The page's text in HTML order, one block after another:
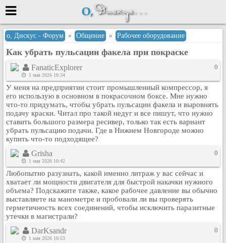
Меню
или войти через
Вход с 7ooo.ru
Регистрация
Забыли пароль?
Данные авторизации одинаковые с
сайтом 7ooo.ru
Форумы
Главная
Поиск
Новые сообщения
Беседы
Игры
Кулинария
о, Дискус - Форум » Общение » Рабочее оборудование
Как убрать пульсации факела при покраске
FanaticExplorer
1 мая 2026 10:34
0
У меня на предприятии стоит промышленный компрессор, я
его использую в основном в покрасочном боксе. Мне нужно
что-то придумать, чтобы убрать пульсации факела и выровнять
подачу краски. Читал про такой недуг и все пишут, что нужно
ставить большого размера ресивер, только так есть вариант
убрать пульсацию подачи. Где в Нижнем Новгороде можно
купить что-то подходящее?
Grisha
1 мая 2026 10:42
0
Любопытно разузнать, какой именно литраж у вас сейчас и
хватает ли мощности двигателя для быстрой накачки нужного
объема? Подскажите также, какое рабочее давление вы обычно
выставляете на манометре и пробовали ли вы проверять
герметичность всех соединений, чтобы исключить паразитные
утечки в магистрали?
DarKsandr
1 мая 2026 10:53
0